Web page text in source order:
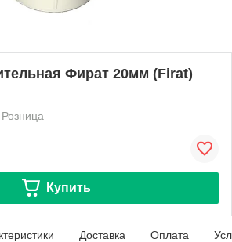
Фират 20мм (Firat)
Розница
Купить
Доставка Оплата